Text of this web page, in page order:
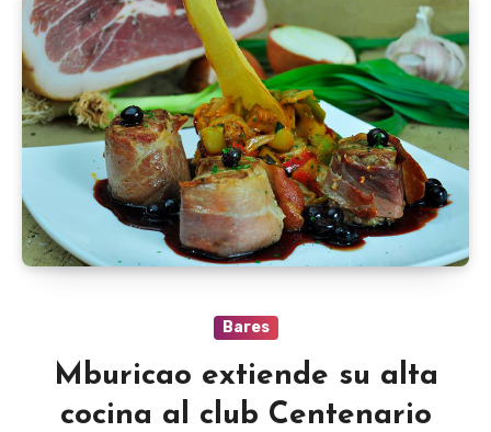
Bares
Mburicao extiende su alta
cocina al club Centenario